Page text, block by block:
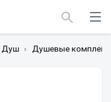
Душ › Душевые